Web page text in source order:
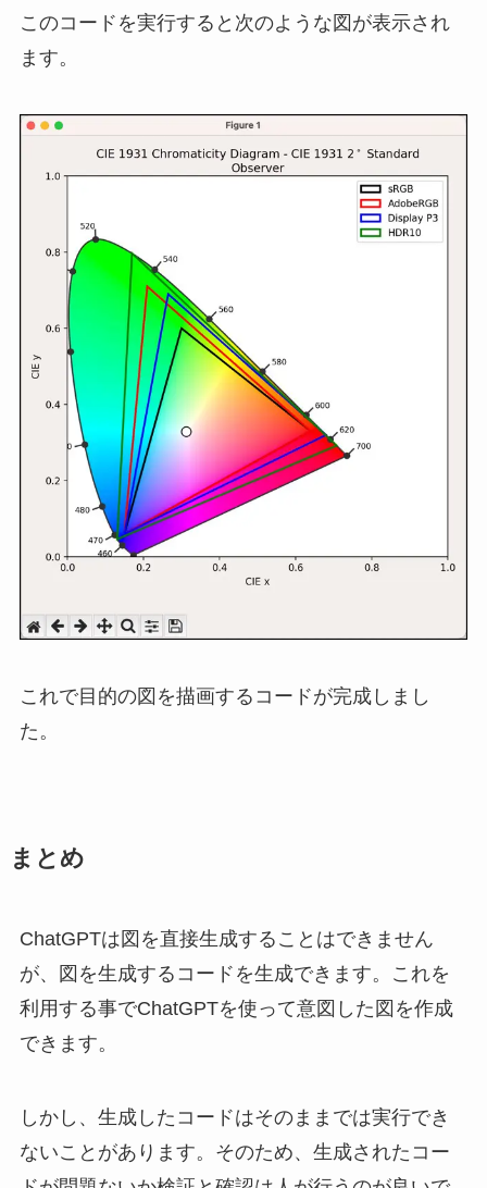
このコードを実行すると次のような図が表示され
ます。
これで目的の図を描画するコードが完成しまし
た。
まとめ
ChatGPTは図を直接生成することはできません
が、図を生成するコードを生成できます。これを
利用する事でChatGPTを使って意図した図を作成
できます。
しかし、生成したコードはそのままでは実行でき
ないことがあります。そのため、生成されたコー